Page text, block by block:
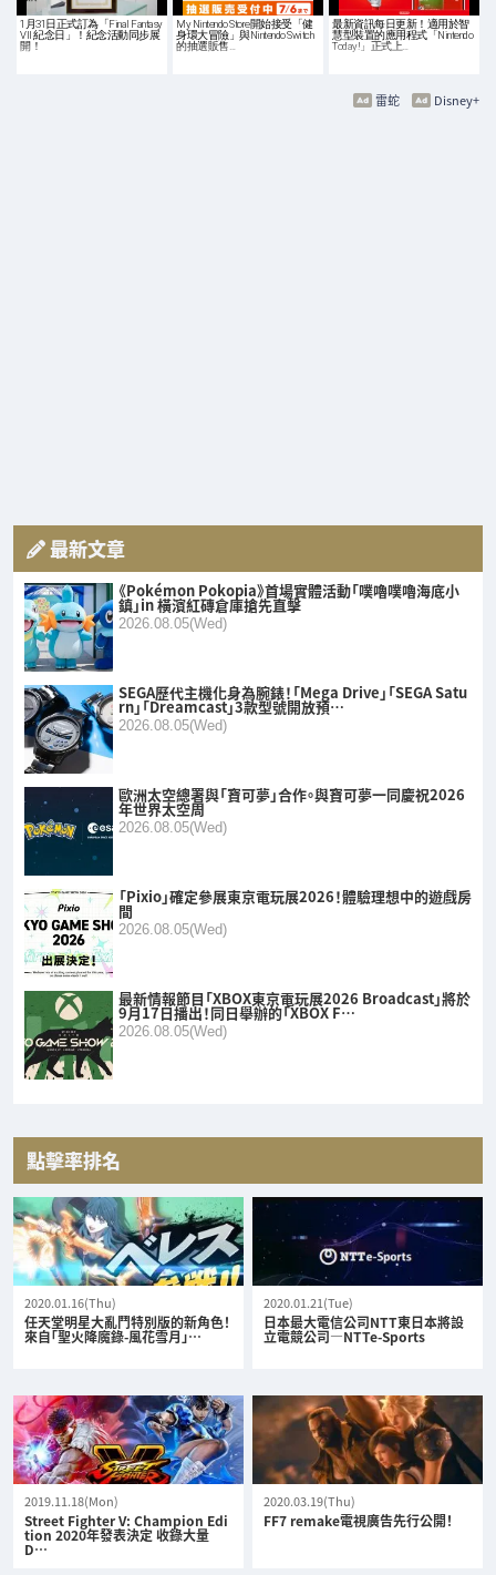
1月31日正式訂為「Final Fantasy
VII 紀念日」！紀念活動同步展
開！
My Nintendo Store開始接受「健
身環大冒險」與Nintendo Switch
的抽選販售…
最新資訊每日更新！適用於智
慧型裝置的應用程式「Nintendo
Today!」正式上…
Disney+
雷蛇
最新文章
《Pokémon Pokopia》首場實體活動「噗嚕噗嚕海底小
鎮」in 橫濱紅磚倉庫搶先直擊
2026.08.05(Wed)
SEGA歷代主機化身為腕錶！「Mega Drive」「SEGA Satu
rn」「Dreamcast」3款型號開放預…
2026.08.05(Wed)
歐洲太空總署與「寶可夢」合作。與寶可夢一同慶祝2026
年世界太空周
2026.08.05(Wed)
「Pixio」確定參展東京電玩展2026！體驗理想中的遊戲房
間
2026.08.05(Wed)
最新情報節目「XBOX東京電玩展2026 Broadcast」將於
9月17日播出！同日舉辦的「XBOX F…
2026.08.05(Wed)
點擊率排名
2020.01.16(Thu)
任天堂明星大亂鬥特別版的新角色！
來自「聖火降魔錄-風花雪月」…
2020.01.21(Tue)
日本最大電信公司NTT東日本將設
立電競公司—NTTe-Sports
2019.11.18(Mon)
Street Fighter V: Champion Edi
tion 2020年發表決定 收錄大量
D…
2020.03.19(Thu)
FF7 remake電視廣告先行公開！